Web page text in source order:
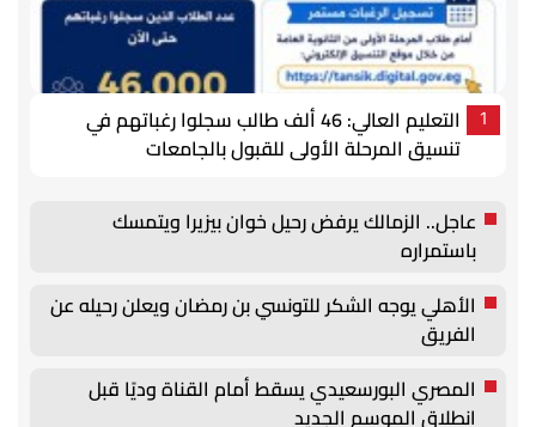
1
التعليم العالي: 46 ألف طالب سجلوا رغباتهم في
تنسيق المرحلة الأولى للقبول بالجامعات
عاجل.. الزمالك يرفض رحيل خوان بيزيرا ويتمسك
باستمراره
الأهلي يوجه الشكر للتونسي بن رمضان ويعلن رحيله عن
الفريق
المصري البورسعيدي يسقط أمام القناة وديًا قبل
انطلاق الموسم الجديد